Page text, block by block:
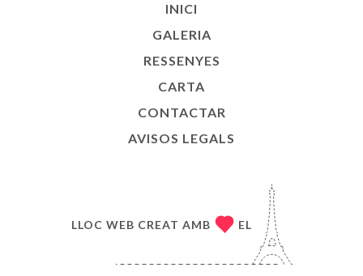
INICI
GALERIA
RESSENYES
CARTA
CONTACTAR
AVISOS LEGALS
LLOC WEB CREAT AMB EL